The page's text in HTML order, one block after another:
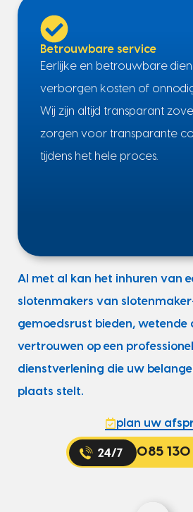
Betrouwbare service
Eerlijke en betrouwbare
verborgen kosten of
Wij zijn altijd transparant
zorgen voor transparante
tijdens het hele proces.
Al met al kan het inhuren van
slotenmakers van
gemoedsrust bieden, wetende
vertrouwen op een
dienstverlening die uw
plaats stelt.
plan uw
085 130